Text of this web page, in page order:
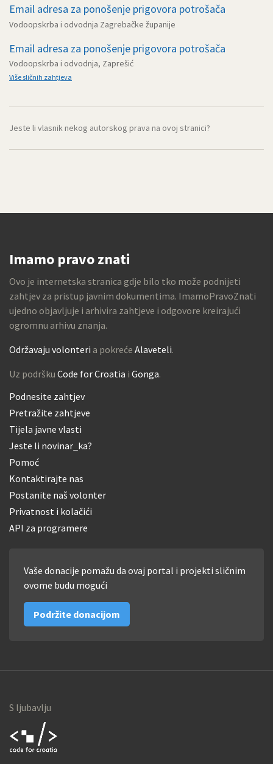
Email adresa za ponošenje prigovora potrošača
Vodoopskrba i odvodnja Zagrebačke županije
Email adresa za ponošenje prigovora potrošača
Vodoopskrba i odvodnja, Zaprešić
Više sličnih zahtjeva
Jeste li vlasnik nekog autorskog prava na ovoj stranici?
Imamo pravo znati
Ovo je internetska stranica gdje bilo tko može podnijeti
zahtjev za pristup javnim dokumentima. ImamoPravoZnati
ujedno objavljuje i arhivira zahtjeve i odgovore kreirajući
ogromnu arhivu znanja.
Održavaju volonteri a pokreće Alaveteli.
Uz podršku Code for Croatia i Gonga.
Podnesite zahtjev
Pretražite zahtjeve
Tijela javne vlasti
Jeste li novinar_ka?
Pomoć
Kontaktirajte nas
Postanite naš volonter
Privatnost i kolačići
API za programere
Vaše donacije pomažu da ovaj portal i projekti sličnim
ovome budu mogući
Podržite donacijom
S ljubavlju